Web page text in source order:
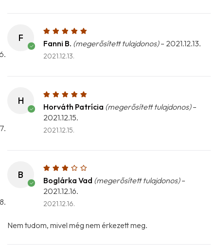
F
Fanni B. (megerősített tulajdonos) – 2021.12.13.
2021.12.13.
H
Horváth Patrícia (megerősített tulajdonos) –
2021.12.15.
2021.12.15.
B
Boglárka Vad (megerősített tulajdonos) –
2021.12.16.
2021.12.16.
Nem tudom, mivel még nem érkezett meg.